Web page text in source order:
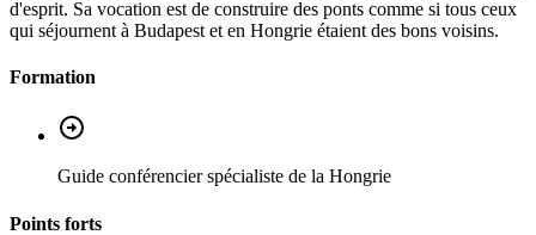
d'esprit. Sa vocation est de construire des ponts comme si tous ceux
qui séjournent à Budapest et en Hongrie étaient des bons voisins.
Formation
Guide conférencier spécialiste de la Hongrie
Points forts